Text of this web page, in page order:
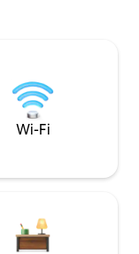
Wi-Fi